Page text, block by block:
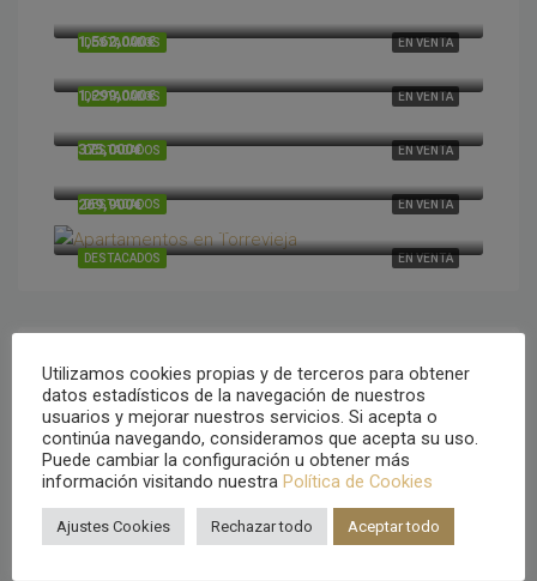
EN VENTA
DESTACADOS
EN VENTA
DESTACADOS
1,562,000€
EN VENTA
DESTACADOS
1,299,000€
EN VENTA
DESTACADOS
375,000€
EN VENTA
DESTACADOS
269,900€
Tipo de propiedad
Villa
Apartamentos
Residencial
Utilizamos cookies propias y de terceros para obtener
datos estadísticos de la navegación de nuestros
usuarios y mejorar nuestros servicios. Si acepta o
continúa navegando, consideramos que acepta su uso.
Puede cambiar la configuración u obtener más
información visitando nuestra Política de Cookies
Ajustes Cookies Rechazar todo Aceptar todo